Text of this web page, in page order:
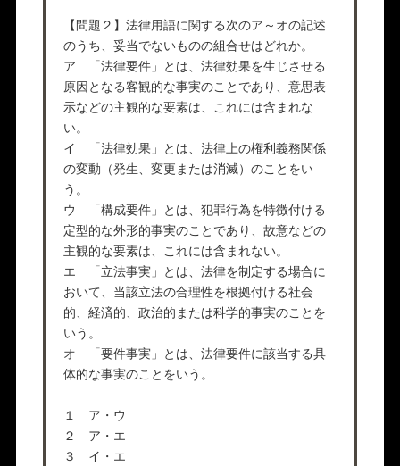
【問題２】法律用語に関する次のア～オの記述
のうち、妥当でないものの組合せはどれか。
ア 「法律要件」とは、法律効果を生じさせる
原因となる客観的な事実のことであり、意思表
示などの主観的な要素は、これには含まれな
い。
イ 「法律効果」とは、法律上の権利義務関係
の変動（発生、変更または消滅）のことをい
う。
ウ 「構成要件」とは、犯罪行為を特徴付ける
定型的な外形的事実のことであり、故意などの
主観的な要素は、これには含まれない。
エ 「立法事実」とは、法律を制定する場合に
おいて、当該立法の合理性を根拠付ける社会
的、経済的、政治的または科学的事実のことを
いう。
オ 「要件事実」とは、法律要件に該当する具
体的な事実のことをいう。
１ ア・ウ
２ ア・エ
３ イ・エ